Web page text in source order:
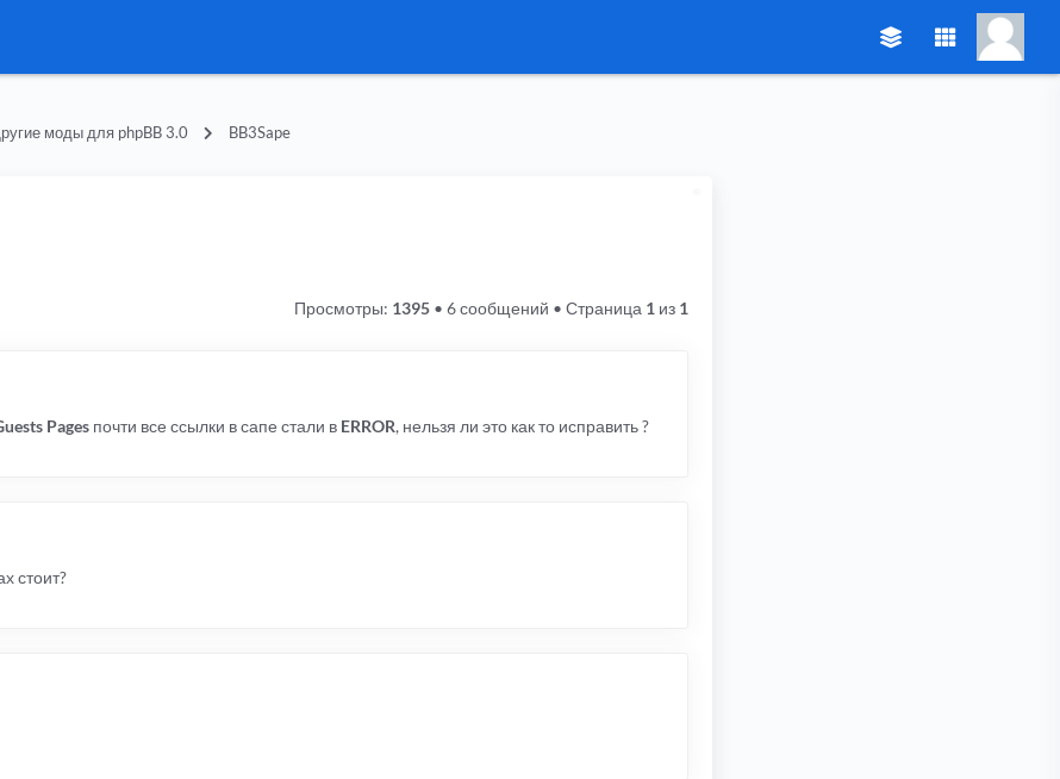
моды для phpBB 3.0 BB3Sape
6 сообщений • Страница 1 из 1
Просмотры: 1395 •
Pages почти все ссылки в сапе стали в ERROR, нельзя ли это как то исправить ?
стоит?